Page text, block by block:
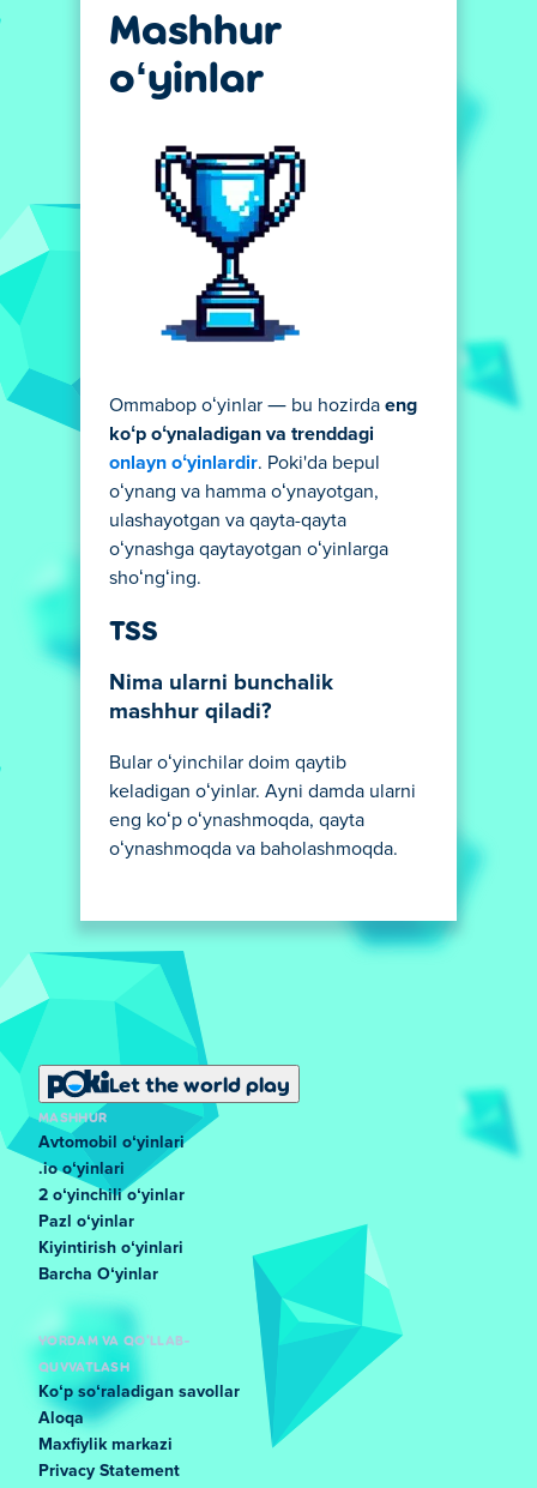
Mashhur
oʻyinlar
Ommabop oʻyinlar — bu hozirda eng
koʻp oʻynaladigan va trenddagi
onlayn oʻyinlardir. Poki'da bepul
oʻynang va hamma oʻynayotgan,
ulashayotgan va qayta-qayta
oʻynashga qaytayotgan oʻyinlarga
shoʻngʻing.
TSS
Nima ularni bunchalik
mashhur qiladi?
Bular oʻyinchilar doim qaytib
keladigan oʻyinlar. Ayni damda ularni
eng koʻp oʻynashmoqda, qayta
oʻynashmoqda va baholashmoqda.
Let the world play
MASHHUR
Avtomobil oʻyinlari
.io oʻyinlari
2 oʻyinchili oʻyinlar
Pazl oʻyinlar
Kiyintirish oʻyinlari
Barcha Oʻyinlar
YORDAM VA QO'LLAB-
QUVVATLASH
Koʻp soʻraladigan savollar
Aloqa
Maxfiylik markazi
Privacy Statement